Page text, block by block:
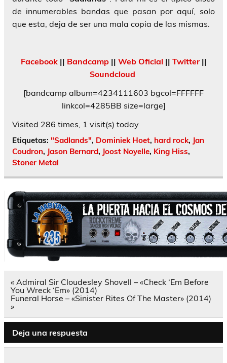
de innumerables bandas que pasan por aquí, solo
que esta, deja de ser una mala copia de las mismas.
Facebook || Bandcamp || Web Oficial || Twitter||
Soundcloud
[bandcamp album=4234111603 bgcol=FFFFFF
linkcol=4285BB size=large]
Visited 286 times, 1 visit(s) today
Etiquetas: "Sadlands", Dominiek Hoet, hard rock, Jan
Coudron, Jason Bernard, Joost Noyelle, King Hiss,
Stoner Metal
Navegación
de
entradas
« Admiral Sir Cloudesley Shovell – «Check ‘Em Before
You Wreck ‘Em» (2014)
Funeral Horse – «Sinister Rites Of The Master» (2014)
»
Deja una respuesta